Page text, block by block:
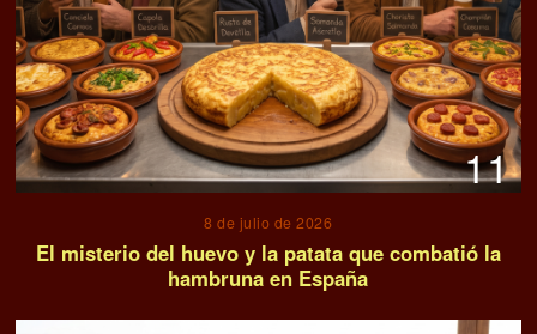
11
8 de julio de 2026
El misterio del huevo y la patata que combatió la
hambruna en España